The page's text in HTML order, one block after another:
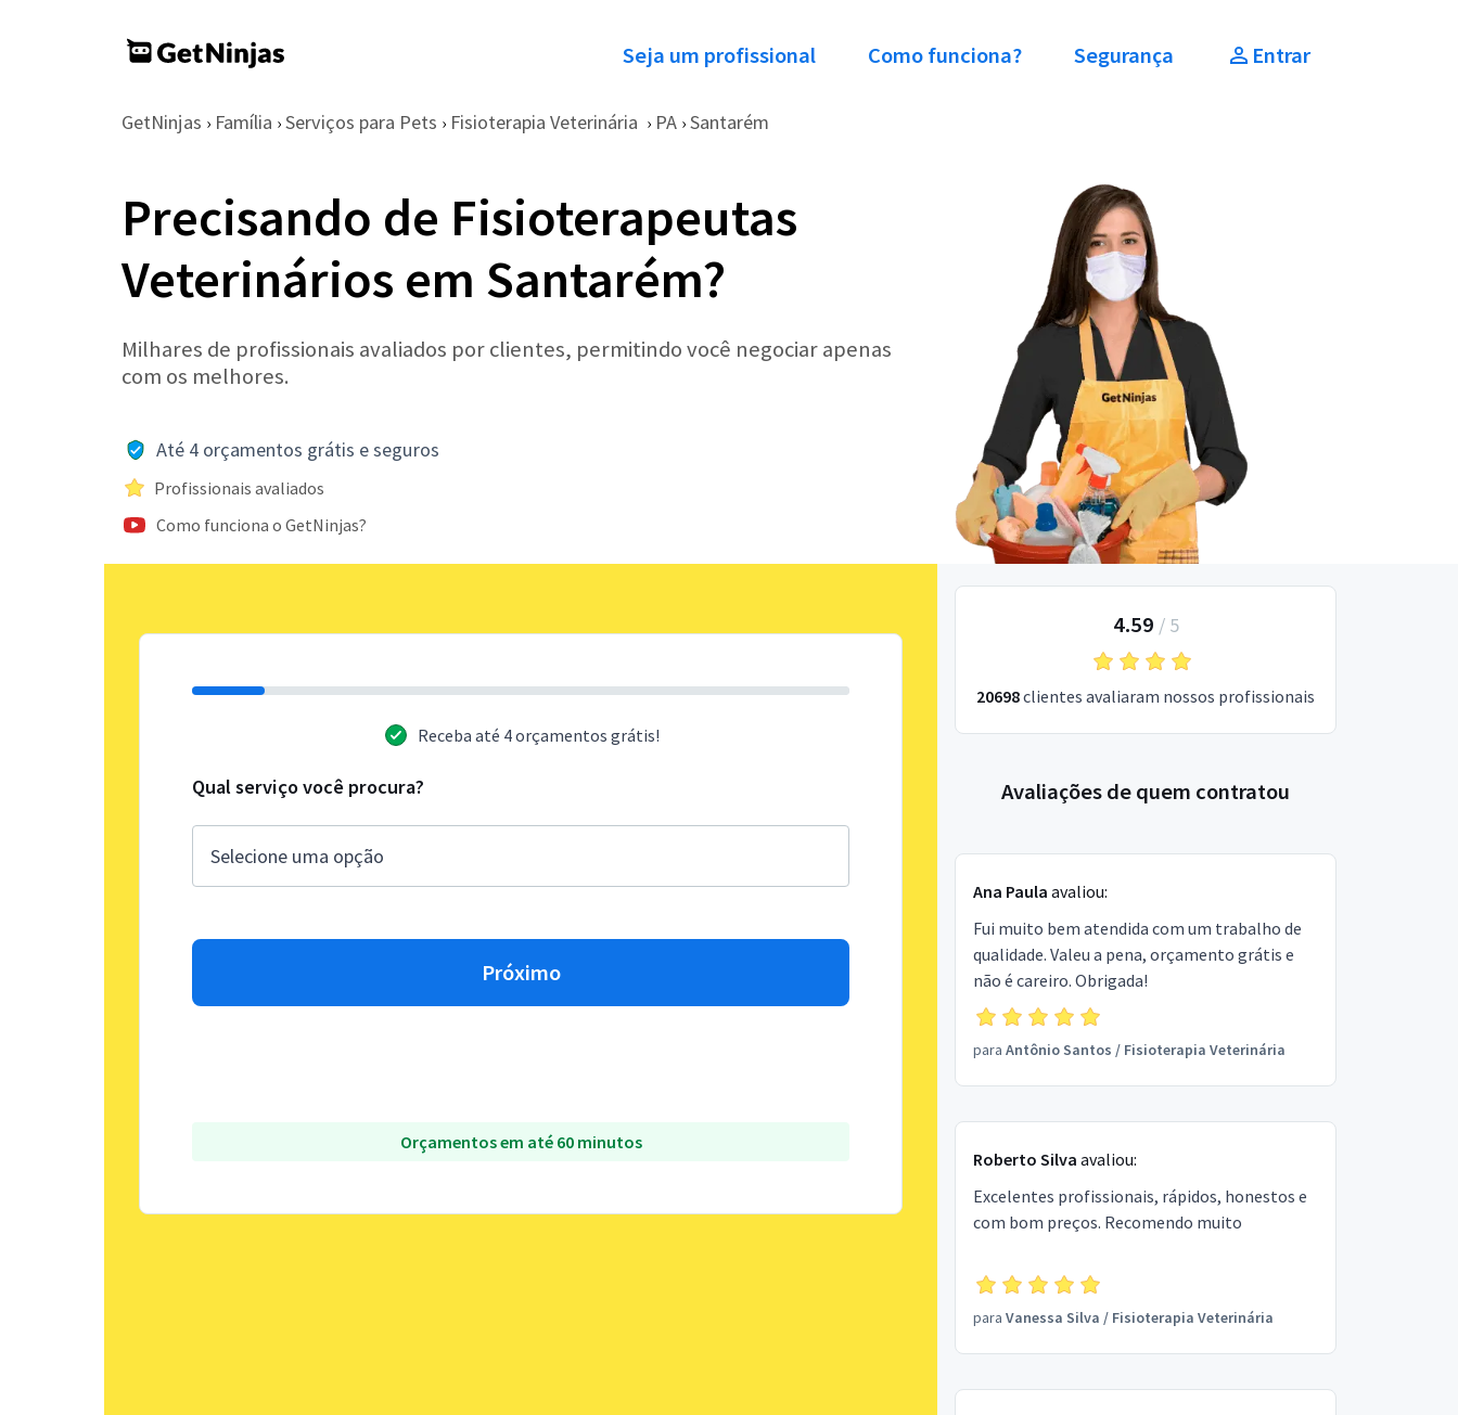
Seja um profissional Como funciona? Segurança Entrar
GetNinjas › Família › Serviços para Pets › Fisioterapia Veterinária › PA › Santarém
Precisando de Fisioterapeutas
Veterinários em Santarém?
Milhares de profissionais avaliados por clientes, permitindo você negociar apenas
com os melhores.
Até 4 orçamentos grátis e seguros
Profissionais avaliados
Como funciona o GetNinjas?
Receba até 4 orçamentos grátis!
Qual serviço você procura?
Próximo
Orçamentos em até 60 minutos
4.59 / 5
20698clientes avaliaram nossos profissionais
Avaliações de quem contratou
Ana Paula avaliou:
Fui muito bem atendida com um trabalho de
qualidade. Valeu a pena, orçamento grátis e
não é careiro. Obrigada!
para Antônio Santos / Fisioterapia Veterinária
Roberto Silva avaliou:
Excelentes profissionais, rápidos, honestos e
com bom preços. Recomendo muito
para Vanessa Silva / Fisioterapia Veterinária